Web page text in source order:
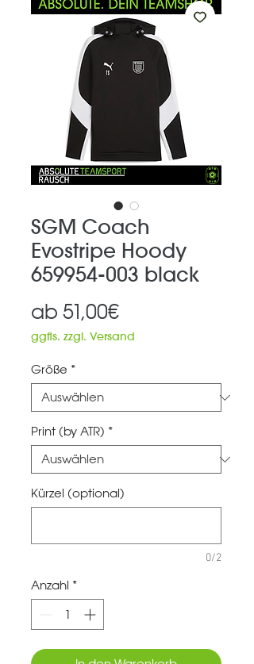
SGM Coach
Evostripe Hoody
659954-003 black
ab 51,00€Sale-
Preis
ggfls. zzgl. Versand
Größe *
Print (by ATR) *
Kürzel (optional)
0/2
Anzahl *